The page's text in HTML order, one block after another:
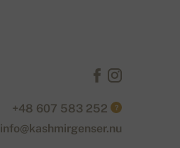
+48 607 583 252 ?
info@kashmirgenser.nu